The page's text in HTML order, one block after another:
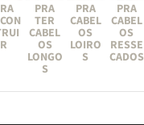
R
PRA
TER
CABEL
OS
LONGO
S
PRA
CABEL
OS
LOIRO
S
PRA
CABEL
OS
RESSE
CADOS